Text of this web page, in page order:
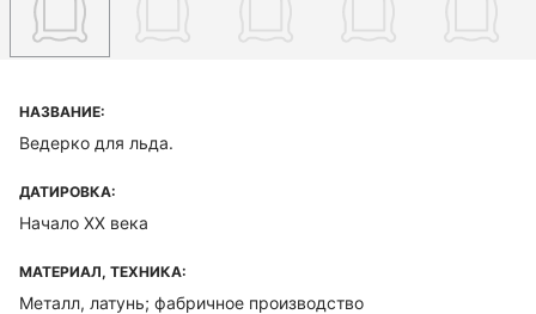
НАЗВАНИЕ:
Ведерко для льда.
ДАТИРОВКА:
Начало XX века
МАТЕРИАЛ, ТЕХНИКА:
Металл, латунь; фабричное производство